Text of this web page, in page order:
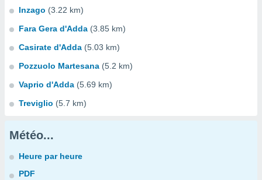
Inzago (3.22 km)
Fara Gera d'Adda (3.85 km)
Casirate d'Adda (5.03 km)
Pozzuolo Martesana (5.2 km)
Vaprio d'Adda (5.69 km)
Treviglio (5.7 km)
Météo...
Heure par heure
PDF